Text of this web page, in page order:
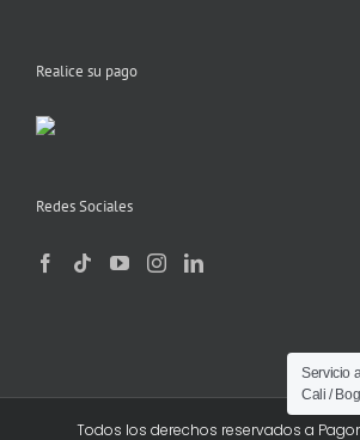
Realice su pago
Redes Sociales
Todos los derechos reservados a
Servicio
Cali /